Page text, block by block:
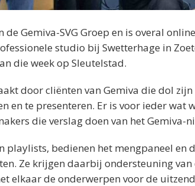
Gemiva-SVG Groep en is overal
studio bij Swetterhage in
die week op Sleutelstad.
door cliënten van Gemiva die dol
te presenteren. Er is voor ieder wat
die verslag doen van het Gemiva-
playlists, bedienen het mengpaneel en
Ze krijgen daarbij ondersteuning
elkaar de onderwerpen voor de